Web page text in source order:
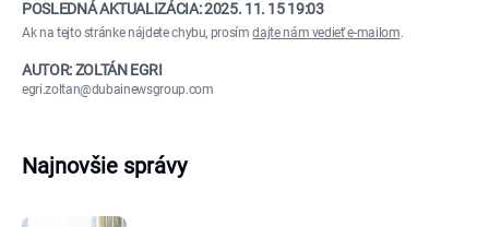
POSLEDNÁ AKTUALIZÁCIA:2025. 11. 15 19:03
Ak na tejto stránke nájdete chybu, prosímdajte nám vedieť e-mailom.
AUTOR: ZOLTÁN EGRI
egri.zoltan@dubainewsgroup.com
Najnovšie správy